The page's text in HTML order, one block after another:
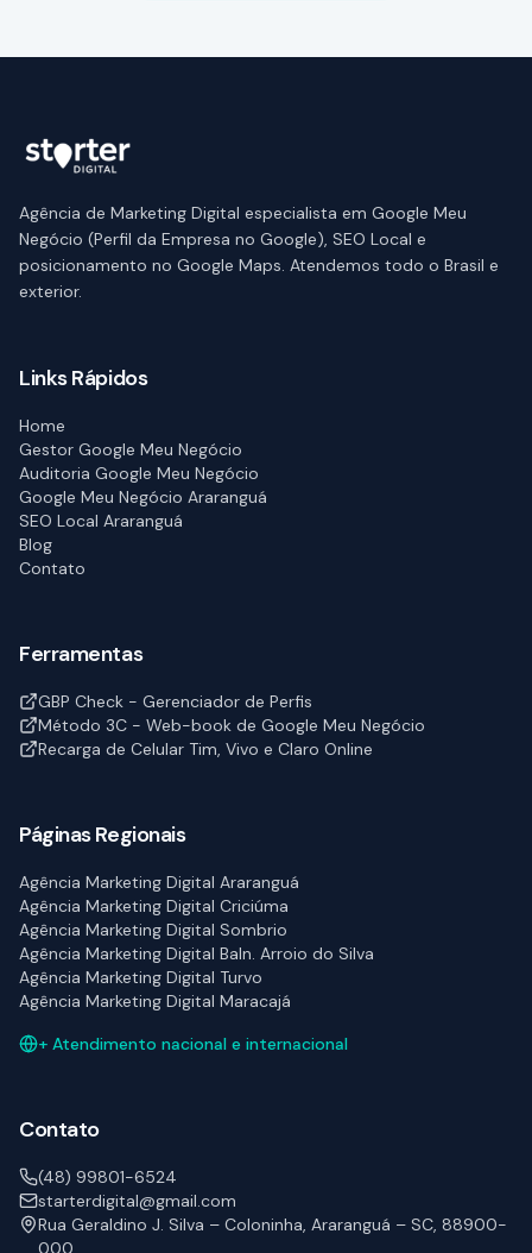
Agência de Marketing Digital especialista em Google Meu
Negócio (Perfil da Empresa no Google), SEO Local e
posicionamento no Google Maps. Atendemos todo o Brasil e
exterior.
Links Rápidos
Home
Gestor Google Meu Negócio
Auditoria Google Meu Negócio
Google Meu Negócio Araranguá
SEO Local Araranguá
Blog
Contato
Ferramentas
GBP Check - Gerenciador de Perfis
Método 3C - Web-book de Google Meu Negócio
Recarga de Celular Tim, Vivo e Claro Online
Páginas Regionais
Agência Marketing Digital Araranguá
Agência Marketing Digital Criciúma
Agência Marketing Digital Sombrio
Agência Marketing Digital Baln. Arroio do Silva
Agência Marketing Digital Turvo
Agência Marketing Digital Maracajá
+ Atendimento nacional e internacional
Contato
(48) 99801-6524
starterdigital@gmail.com
Rua Geraldino J. Silva – Coloninha, Araranguá – SC, 88900-
000